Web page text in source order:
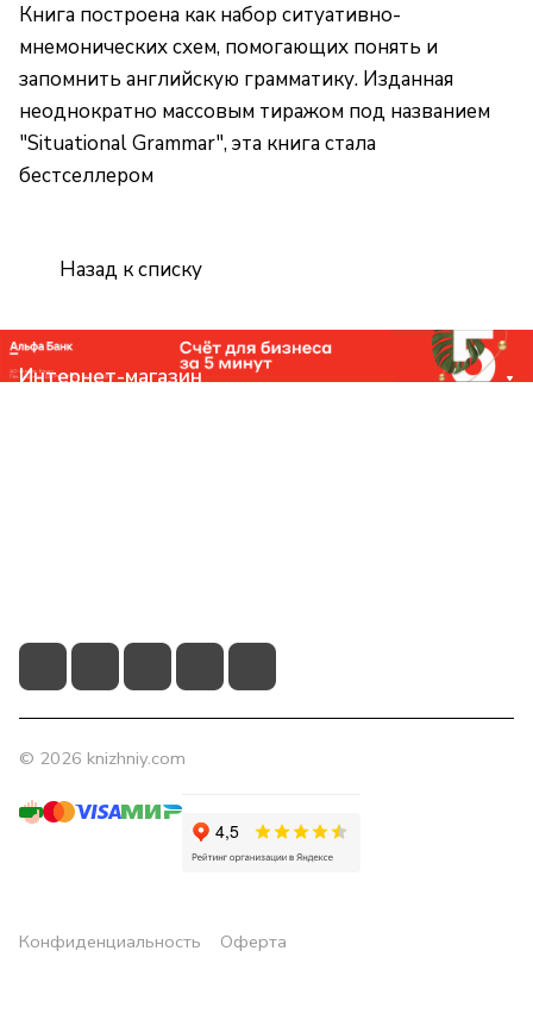
Книга построена как набор ситуативно-
мнемонических схем, помогающих понять и
запомнить английскую грамматику. Изданная
неоднократно массовым тиражом под названием
"Situational Grammar", эта книга стала
бестселлером
Назад к списку
Интернет-магазин
© 2026 knizhniy.com
Конфиденциальность Оферта